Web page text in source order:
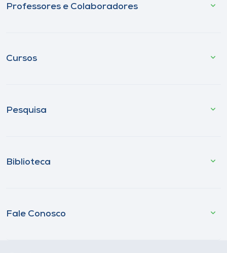
Professores e Colaboradores
Cursos
Pesquisa
Biblioteca
Fale Conosco